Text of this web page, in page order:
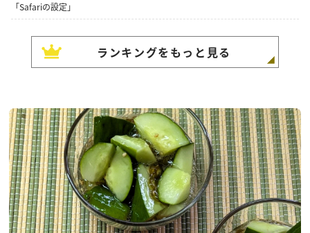
「Safariの設定」
ランキングをもっと見る